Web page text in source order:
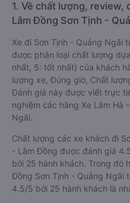
1. Về chất lượng, review,
Lâm Đồng Sơn Tịnh -
Xe đi Sơn Tịnh - Quảng Ngãi
được phân loại chất lượng
nhất, 5: tốt nhất) của khách
lượng xe, Đúng giờ, Chất
Đánh giá này được viết trực
nghiệm các hãng Xe Lâm Hà
Ngãi.
Chất lượng các xe khách đi
- Lâm Đồng được đánh giá
bởi 25 hành khách. Trong đó
Đồng Sơn Tịnh - Quảng Ngãi
4.5/5 bởi 25 hành khách là